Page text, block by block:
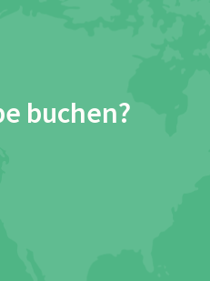
buchen?